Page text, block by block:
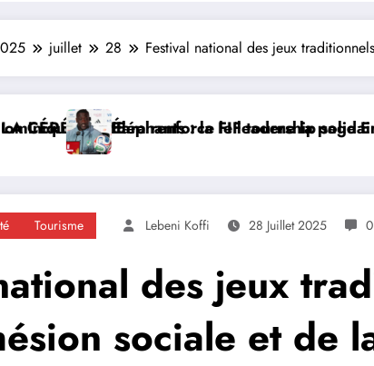
juillet 28 Festival national des jeux
multilatérale : à Addis-Abeba, SE Mme Nialé
𝐉𝐎𝐉
Tourisme Lebeni Koffi 28 Juillet 2025
des jeux
sociale et de